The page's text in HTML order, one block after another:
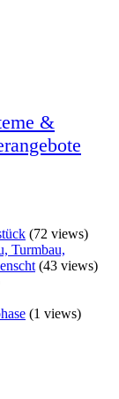
&
(72 views)
Turmbau,
(43 views)
(1 views)